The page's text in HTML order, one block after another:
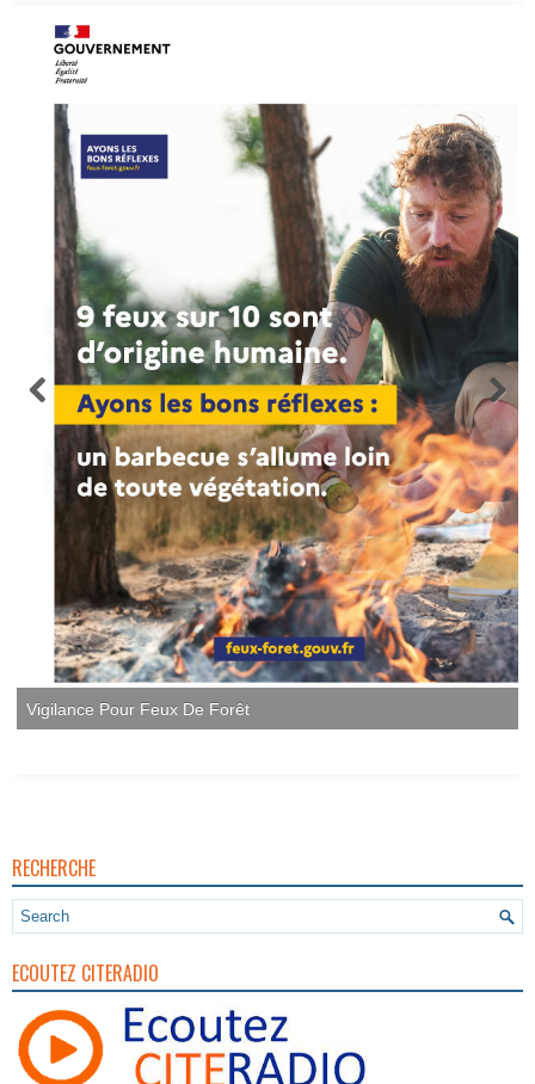
Vigilance Pour Feux De Forêt
RECHERCHE
ECOUTEZ CITERADIO